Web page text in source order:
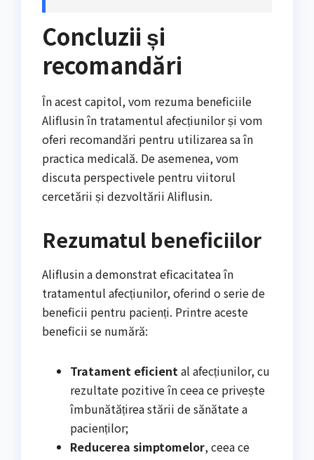
Concluzii și
recomandări
În acest capitol, vom rezuma beneficiile
Aliflusin în tratamentul afecțiunilor și vom
oferi recomandări pentru utilizarea sa în
practica medicală. De asemenea, vom
discuta perspectivele pentru viitorul
cercetării și dezvoltării Aliflusin.
Rezumatul beneficiilor
Aliflusin a demonstrat eficacitatea în
tratamentul afecțiunilor, oferind o serie de
beneficii pentru pacienți. Printre aceste
beneficii se numără:
Tratament eficiental afecțiunilor, cu
rezultate pozitive în ceea ce privește
îmbunătățirea stării de sănătate a
pacienților;
Reducerea simptomelor, ceea ce